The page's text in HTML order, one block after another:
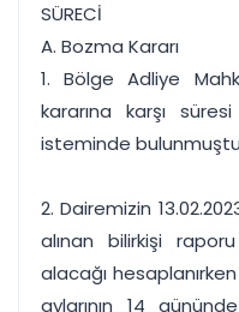
SÜRECİ
A. Bozma Kararı
1. Bölge Adliye
kararına karşı
isteminde
2. Dairemizin
alınan bilirkişi
alacağı
aylarının 14